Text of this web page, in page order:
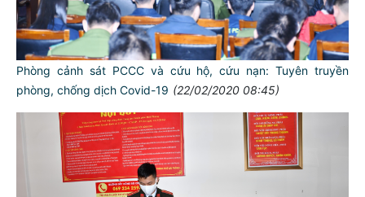
Phòng cảnh sát PCCC và cứu hộ, cứu nạn: Tuyên truyền
phòng, chống dịch Covid-19 (22/02/2020 08:45)